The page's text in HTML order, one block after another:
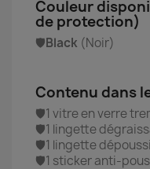
Couleur
de protection)
🛡️Black (Noir)
Contenu dans
🛡️1 vitre en verre
🛡️1 lingette
🛡️1 lingette
🛡️1 sticker anti-